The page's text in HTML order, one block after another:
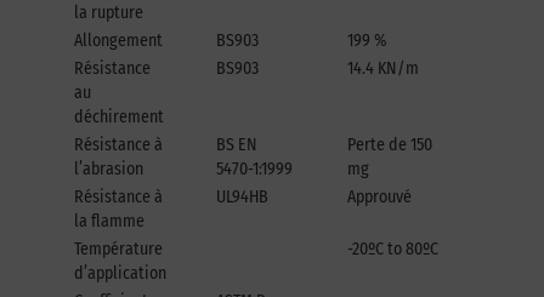
la rupture
Allongement BS903 199 %
Résistance
au
déchirement
BS903 14.4 KN/m
Résistance à
l’abrasion
BS EN
5470-1:1999
Perte de 150
mg
Résistance à
la flamme
UL94HB Approuvé
Température
d’application
-20ºC to 80ºC